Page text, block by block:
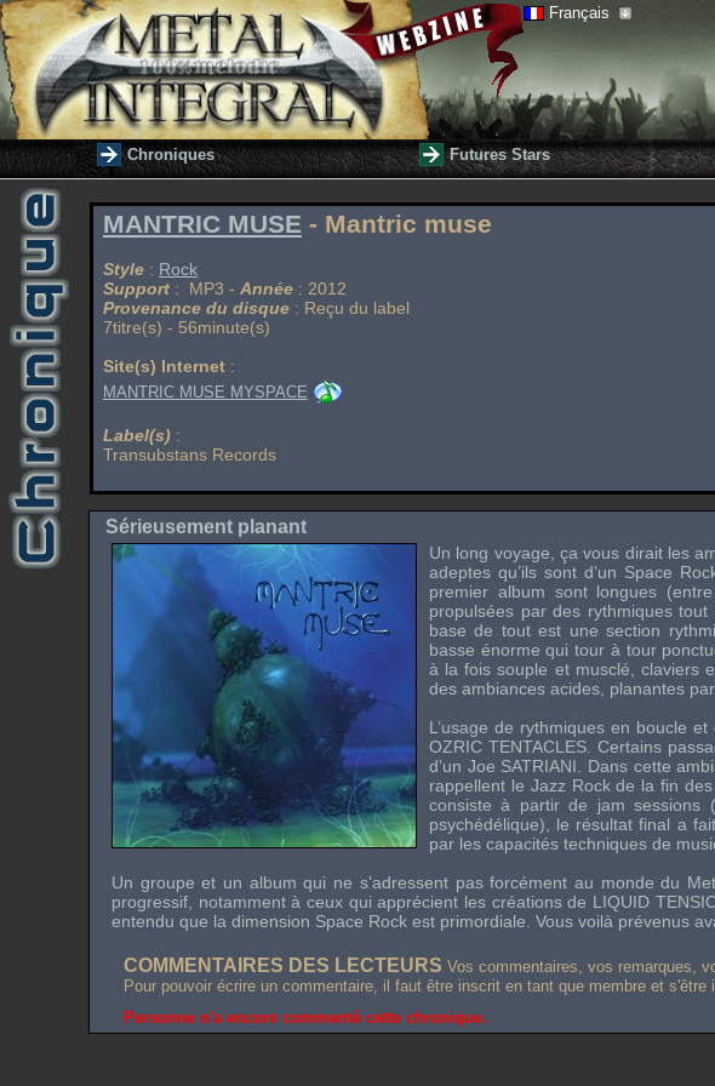
Français
Chroniques Futures Stars
MANTRIC MUSE - Mantric muse
Style : Rock
Support : MP3 - Année : 2012
Provenance du disque : Reçu du label
7titre(s) - 56minute(s)
Site(s) Internet :
MANTRIC MUSE MYSPACE
Label(s) :
Transubstans Records
Sérieusement planant
Un long voyage, ça vous dirait les
adeptes qu’ils sont d’un Space
premier album sont longues
propulsées par des rythmiques
base de tout est une section
basse énorme qui tour à tour
à la fois souple et musclé, claviers
des ambiances acides, planantes
L’usage de rythmiques en boucle
OZRIC TENTACLES . Certains
d’un Joe SATRIANI . Dans cette
rappellent le Jazz Rockde la fin des
consiste à partir de jam sessions
psychédélique), le résultat final a
par les capacités techniques de
Un groupe et un album qui ne s’adressent pas forcément au monde du
progressif, notamment à ceux qui apprécient les créations de LIQUID
entendu que la dimension Space Rock est primordiale. Vous voilà prévenus
COMMENTAIRES DES LECTEURS Vos commentaires, vos remarques,
Pour pouvoir écrire un commentaire, il faut être inscrit en tant que membre et s'être
Personne n'a encore commenté cette chronique.